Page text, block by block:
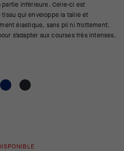
inférieure. Celle-ci est
tissu qui enveloppe la taille et
élastique, sans pli ni frottement.
s’adapter aux courses très intenses.